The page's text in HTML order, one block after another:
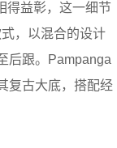
得益彰，这一细节
，以混合的设计
后跟。Pampanga
复古大底，搭配经